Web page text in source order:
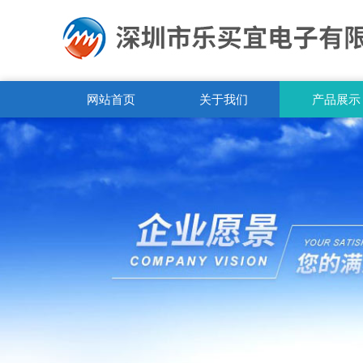
网站首页 关于我们 产品展示